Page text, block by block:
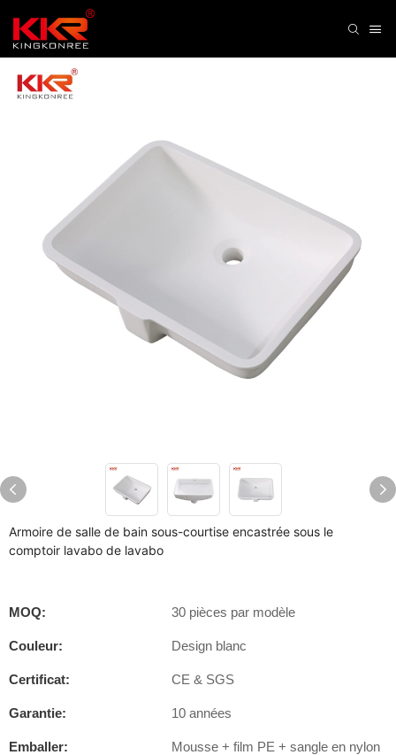
Armoire de salle de bain sous-courtise encastrée sous le
comptoir lavabo de lavabo
MOQ: 30 pièces par modèle
Couleur: Design blanc
Certificat: CE & SGS
Garantie: 10 années
Emballer:
Mousse + film PE + sangle en nylon